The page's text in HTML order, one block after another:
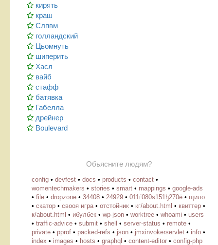
кирять
краш
Слпвм
голландский
Цьомнуть
шиперить
Хасл
вайб
стафф
батявка
Габелла
дрейнер
Boulevard
Обьясните людям?
config • devfest • docs • products • contact •
womentechmakers • stories • smart • mappings • google-ads
• file • dropzone • 34408 • 24929 • 011ѓ080ѕ151ђ270ё • щило
• скатор • свооя игра • отстойник • кг/about.html • квиттер •
к/about.html • ибулбек • wp-json • worktree • whoami • users
• traffic-advice • submit • shell • server-status • remote •
private • pprof • packed-refs • json • jmxinvokerservlet • info •
index • images • hosts • graphql • content-editor • config-php